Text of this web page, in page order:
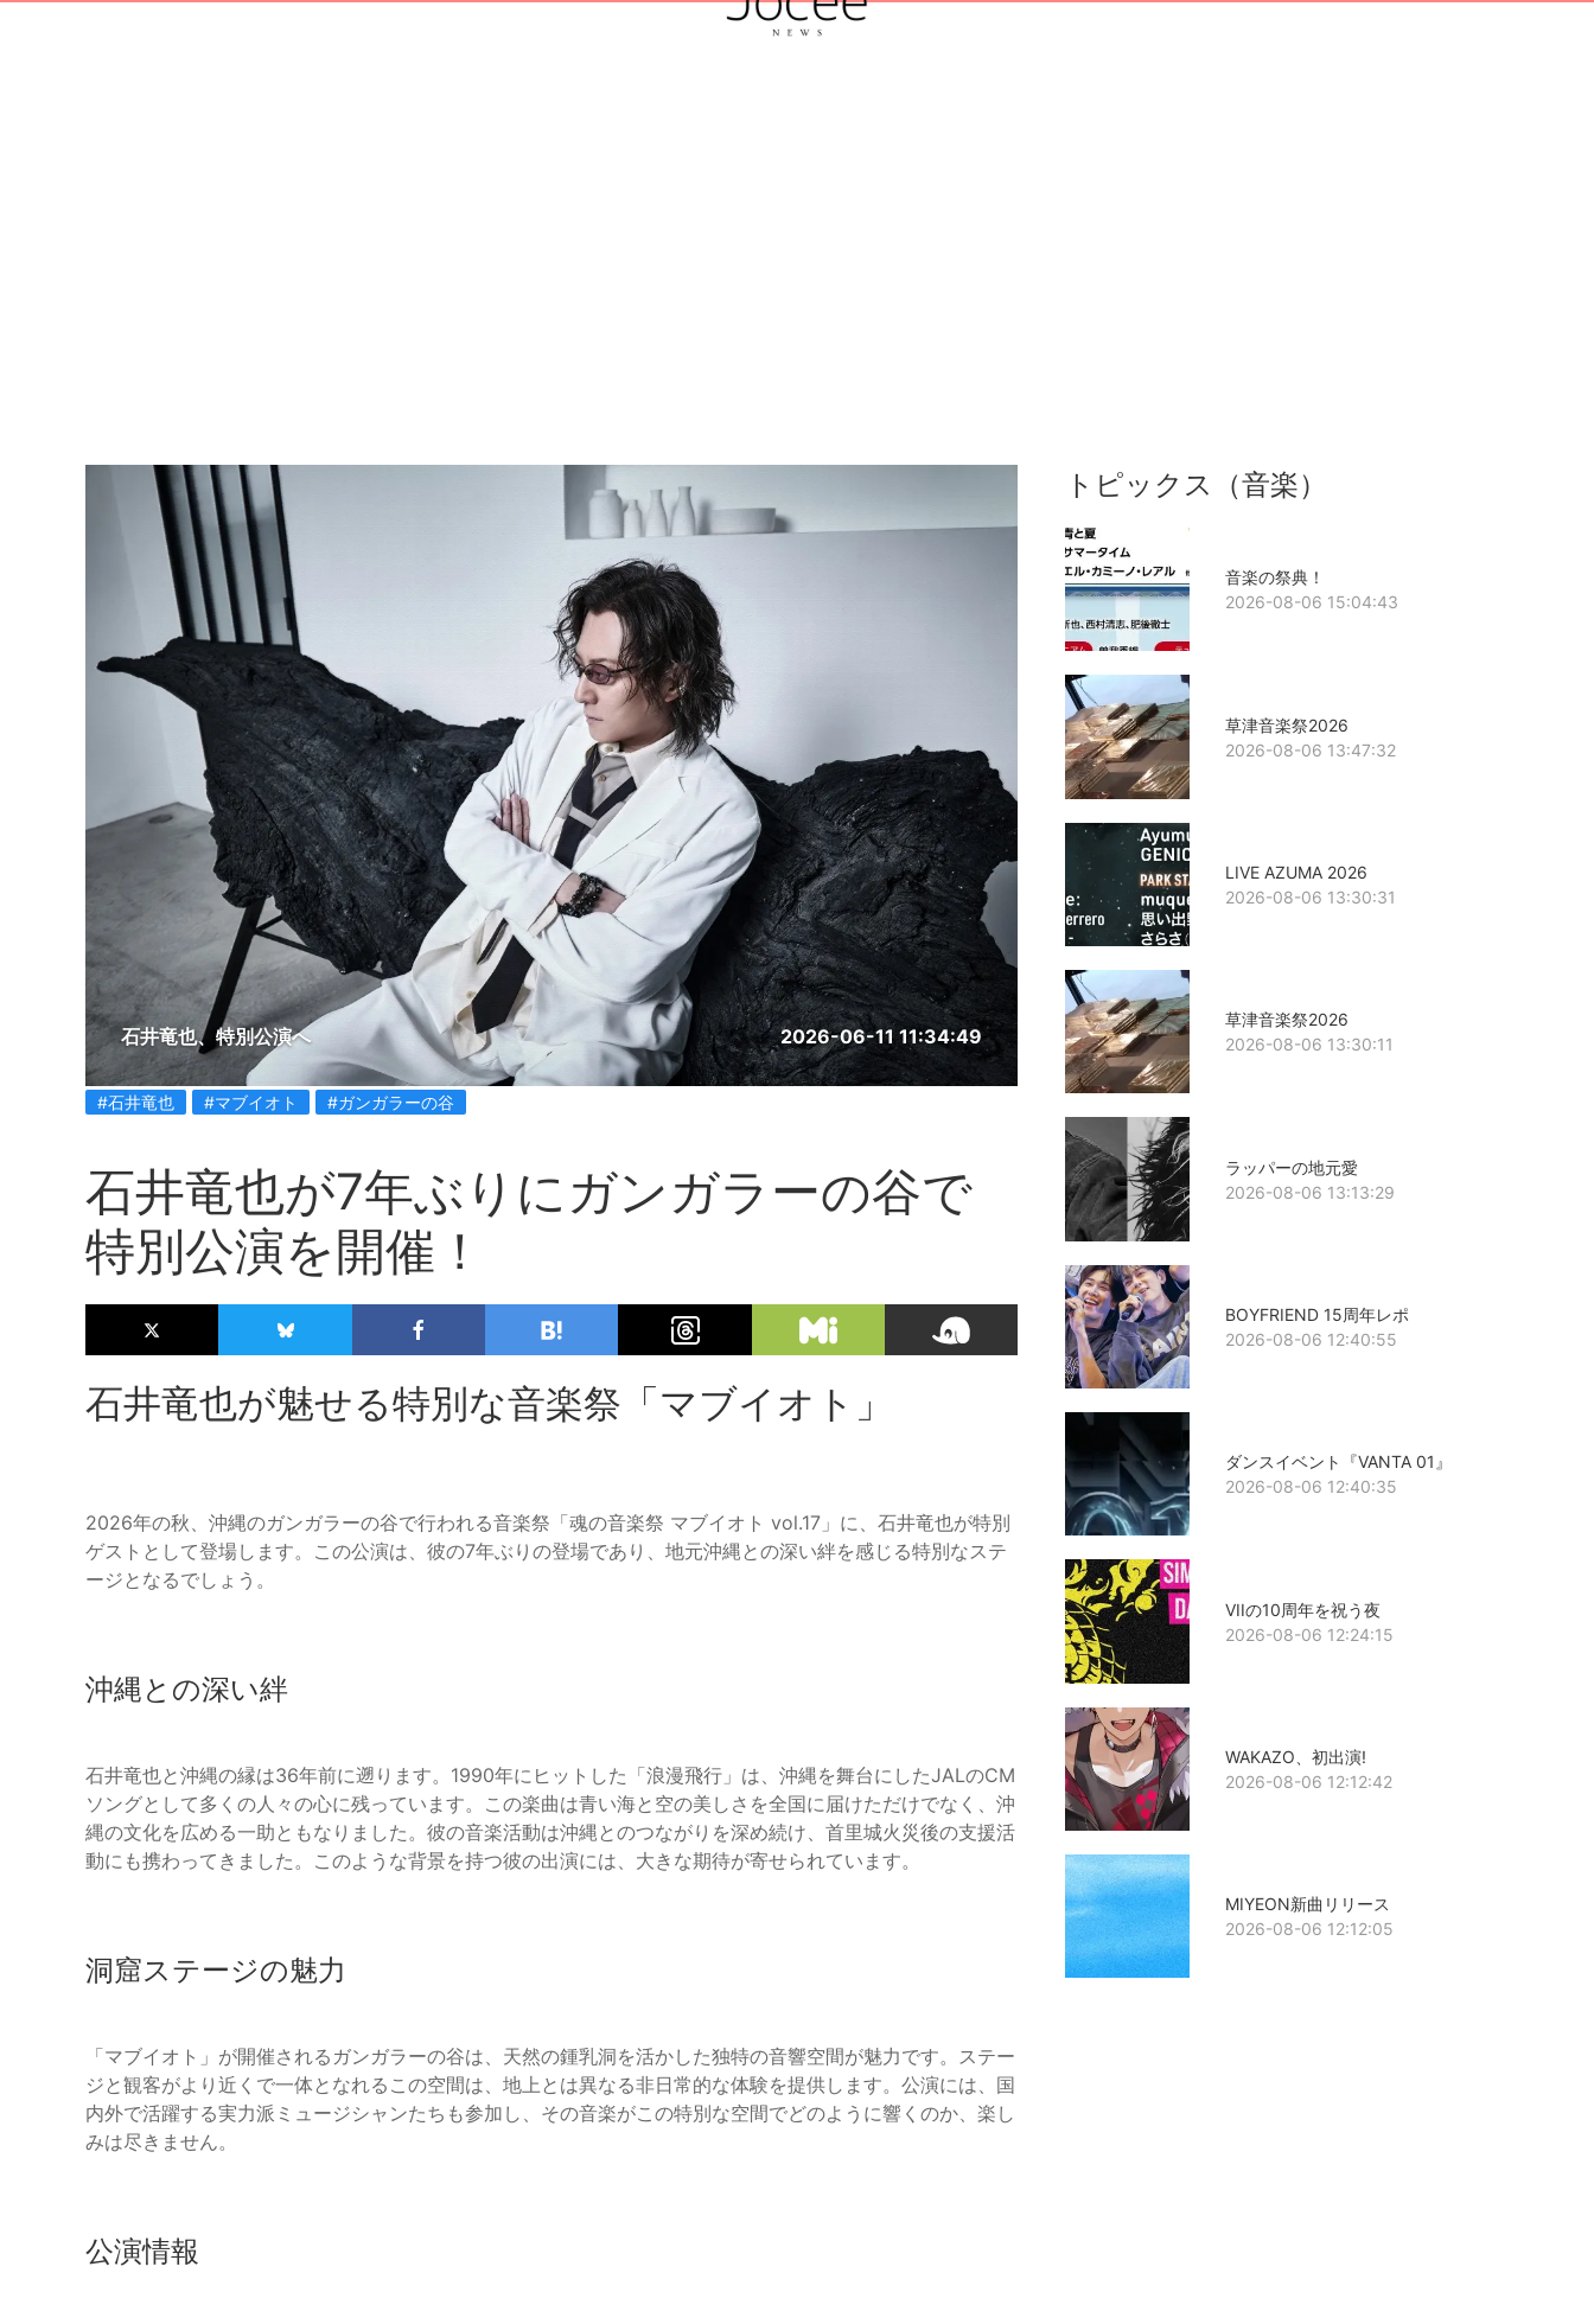
石井竜也、特別公演へ 2026-06-11 11:34:49
#石井竜也 #マブイオト #ガンガラーの谷
石井竜也が7年ぶりにガンガラーの谷で
特別公演を開催！
石井竜也が魅せる特別な音楽祭「マブイオト」
2026年の秋、沖縄のガンガラーの谷で行われる音楽祭「魂の音楽祭 マブイオト vol.17」に、石井竜也が特別
ゲストとして登場します。この公演は、彼の7年ぶりの登場であり、地元沖縄との深い絆を感じる特別なステ
ージとなるでしょう。
沖縄との深い絆
石井竜也と沖縄の縁は36年前に遡ります。1990年にヒットした「浪漫飛行」は、沖縄を舞台にしたJALのCM
ソングとして多くの人々の心に残っています。この楽曲は青い海と空の美しさを全国に届けただけでなく、沖
縄の文化を広める一助ともなりました。彼の音楽活動は沖縄とのつながりを深め続け、首里城火災後の支援活
動にも携わってきました。このような背景を持つ彼の出演には、大きな期待が寄せられています。
洞窟ステージの魅力
「マブイオト」が開催されるガンガラーの谷は、天然の鍾乳洞を活かした独特の音響空間が魅力です。ステー
ジと観客がより近くで一体となれるこの空間は、地上とは異なる非日常的な体験を提供します。公演には、国
内外で活躍する実力派ミュージシャンたちも参加し、その音楽がこの特別な空間でどのように響くのか、楽し
みは尽きません。
公演情報
トピックス（音楽）
音楽の祭典！
2026-08-06 15:04:43
草津音楽祭2026
2026-08-06 13:47:32
LIVE AZUMA 2026
2026-08-06 13:30:31
草津音楽祭2026
2026-08-06 13:30:11
ラッパーの地元愛
2026-08-06 13:13:29
BOYFRIEND 15周年レポ
2026-08-06 12:40:55
ダンスイベント『VANTA 01』
2026-08-06 12:40:35
VIIの10周年を祝う夜
2026-08-06 12:24:15
WAKAZO、初出演!
2026-08-06 12:12:42
MIYEON新曲リリース
2026-08-06 12:12:05